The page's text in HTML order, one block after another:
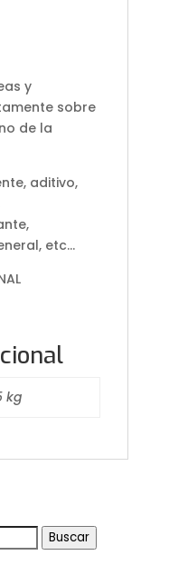
y
sobre
de la
aditivo,
etc…
kg
Buscar